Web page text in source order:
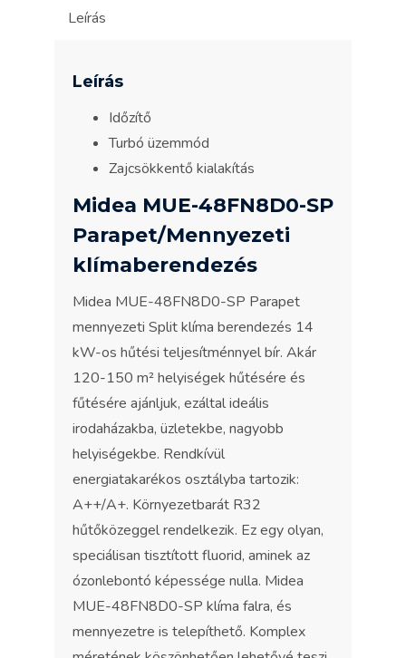
Leírás
Leírás
Időzítő
Turbó üzemmód
Zajcsökkentő kialakítás
Midea MUE-48FN8D0-SP
Parapet/Mennyezeti
klímaberendezés
Midea MUE-48FN8D0-SP Parapet
mennyezeti Split klíma berendezés 14
kW-os hűtési teljesítménnyel bír. Akár
120-150 m² helyiségek hűtésére és
fűtésére ajánljuk, ezáltal ideális
irodaházakba, üzletekbe, nagyobb
helyiségekbe. Rendkívül
energiatakarékos osztályba tartozik:
A++/A+. Környezetbarát R32
hűtőközeggel rendelkezik. Ez egy olyan,
speciálisan tisztított fluorid, aminek az
ózonlebontó képessége nulla. Midea
MUE-48FN8D0-SP klíma falra, és
mennyezetre is telepíthető. Komplex